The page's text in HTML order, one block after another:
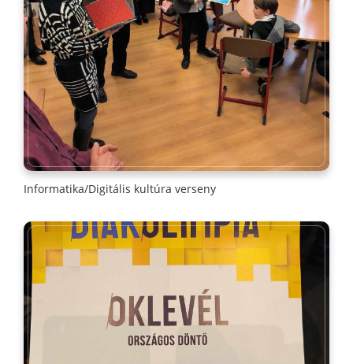
Informatika/Digitális kultúra verseny